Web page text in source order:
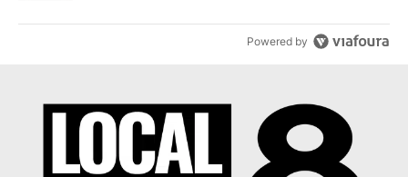
Powered by